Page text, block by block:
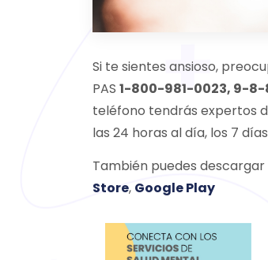
Si te sientes ansioso,
PAS 1-800-981-0023, 9-
teléfono tendrás expertos
las 24 horas al día, los 7
También puedes
Store, Google Play